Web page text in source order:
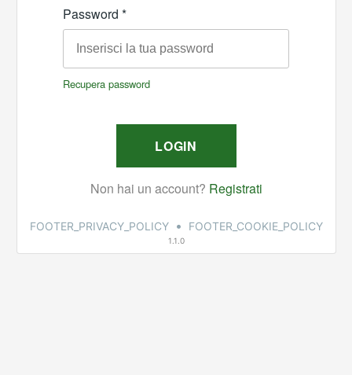
FOOTER_PRIVACY_POLICY • FOOTER_COOKIE_POLICY
1.1.0